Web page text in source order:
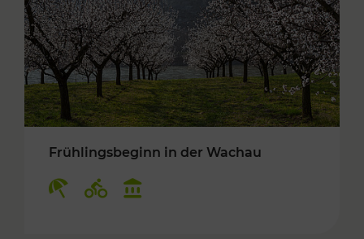
Frühlingsbeginn in der Wachau